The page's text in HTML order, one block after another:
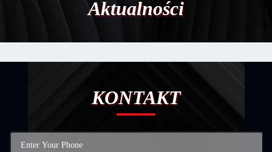
Aktualności
KONTAKT